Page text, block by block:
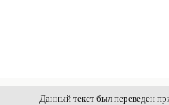
Данный текст был переведен